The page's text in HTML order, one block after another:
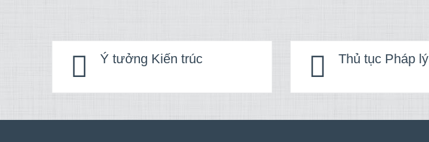
Ý tưởng Kiến trúc Thủ tục Pháp lý